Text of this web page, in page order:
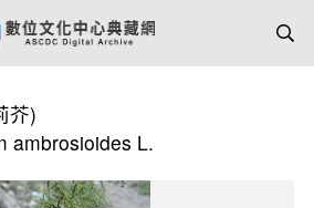
芥)
ambrosioides L.